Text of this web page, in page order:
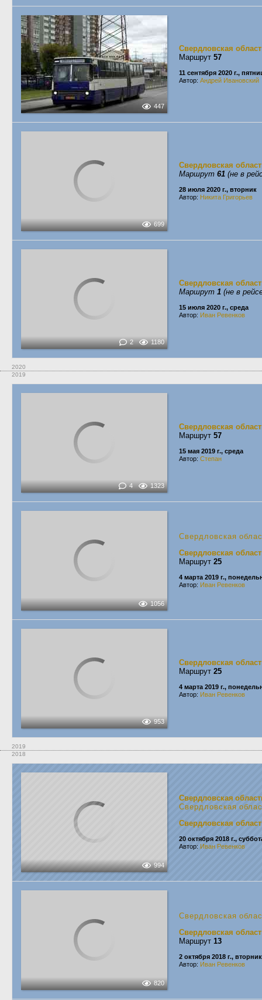
447
Свердловская
Маршрут 57
11 сентября 2020 г.,
Автор: Андрей Ивановский
699
Свердловская
Маршрут 61 (не в
28 июля 2020 г., вторник
Автор: Никита Григорьев
2 1180
Свердловская
Маршрут 1 (не в
15 июля 2020 г., среда
Автор: Иван Ревенков
2020
2019
4 1323
Свердловская
Маршрут 57
15 мая 2019 г., среда
Автор: Степан
1056
Свердловская
Свердловская
Маршрут 25
4 марта 2019 г.,
Автор: Иван Ревенков
953
Свердловская
Маршрут 25
4 марта 2019 г.,
Автор: Иван Ревенков
2019
2018
994
Свердловская
Свердловская
Свердловская
20 октября 2018 г.,
Автор: Иван Ревенков
820
Свердловская
Свердловская
Маршрут 13
2 октября 2018 г., вторник
Автор: Иван Ревенков